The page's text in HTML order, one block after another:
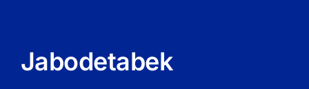
Jabodetabek